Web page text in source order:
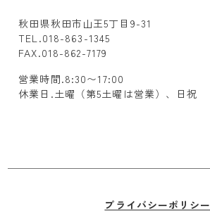
秋田県秋田市山王5丁目9-31
TEL.018-863-1345
FAX.018-862-7179
営業時間.8:30〜17:00
休業日.土曜（第5土曜は営業）、日祝
プライバシーポリシー